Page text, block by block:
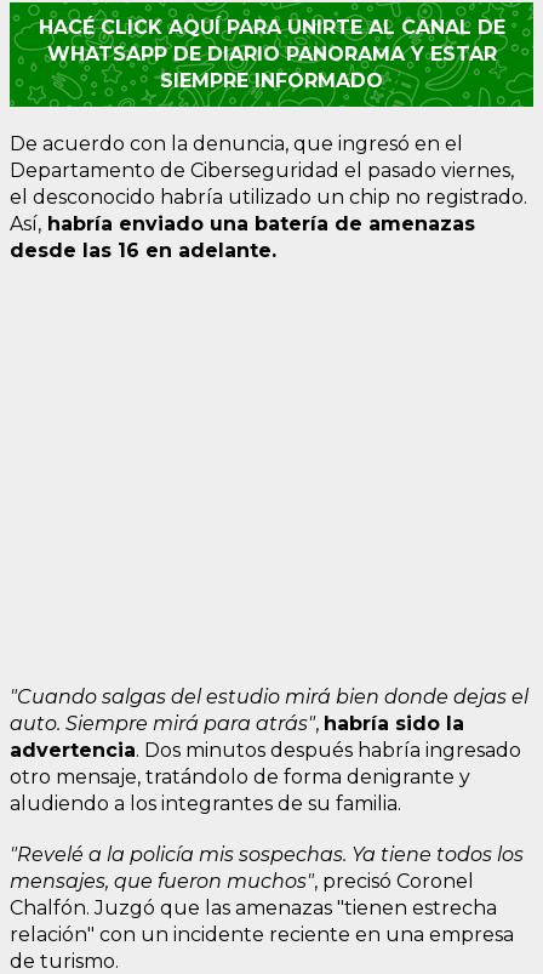
HACÉ CLICK AQUÍ PARA UNIRTE AL CANAL DE
WHATSAPP DE DIARIO PANORAMA Y ESTAR
SIEMPRE INFORMADO
De acuerdo con la denuncia, que ingresó en el
Departamento de Ciberseguridad el pasado viernes,
el desconocido habría utilizado un chip no registrado.
Así, habría enviado una batería de amenazas
desde las 16 en adelante.
"Cuando salgas del estudio mirá bien donde dejas el
auto. Siempre mirá para atrás", habría sido la
advertencia. Dos minutos después habría ingresado
otro mensaje, tratándolo de forma denigrante y
aludiendo a los integrantes de su familia.
"Revelé a la policía mis sospechas. Ya tiene todos los
mensajes, que fueron muchos", precisó Coronel
Chalfón. Juzgó que las amenazas "tienen estrecha
relación" con un incidente reciente en una empresa
de turismo.